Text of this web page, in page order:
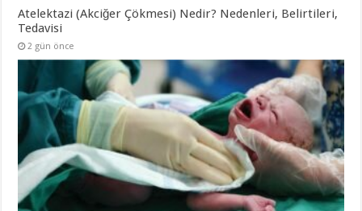
Atelektazi (Akciğer Çökmesi) Nedir? Nedenleri, Belirtileri,
Tedavisi
2 gün önce